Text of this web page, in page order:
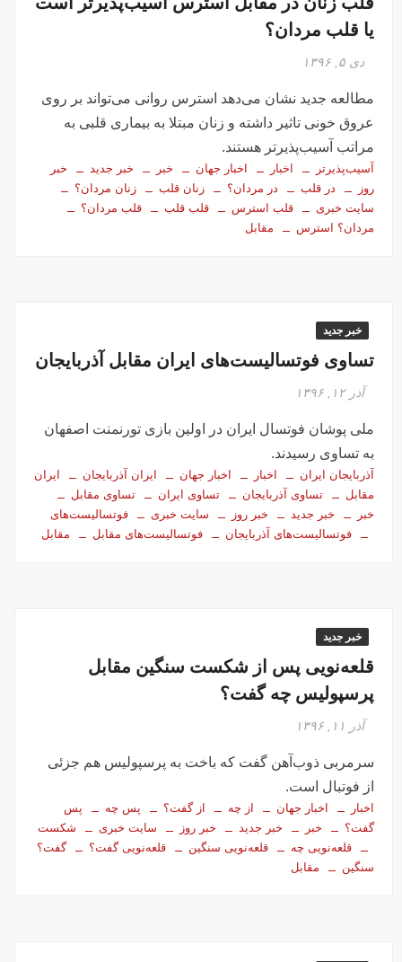
یا قلب مردان؟
دی ۵, ۱۳۹۶
مطالعه جدید نشان می‌دهد استرس روانی می‌تواند بر روی
عروق خونی تاثیر داشته و زنان مبتلا به بیماری قلبی به
مراتب آسیب‌پذیرتر هستند.
آسیب‌پذیرتر اخبار اخبار جهان خبر خبر جدید
خبر
روز
در قلب در مردان؟ زنان قلب
زنان مردان؟
سایت خبری
قلب استرس قلب قلب
قلب مردان؟
مردان؟ استرس
مقابل
خبر جدید
تساوی فوتسالیست‌های ایران مقابل آذربایجان
آذر ۱۲, ۱۳۹۶
ملی پوشان فوتسال ایران در اولین بازی تورنمنت اصفهان
به تساوی رسیدند.
آذربایجان ایران اخبار اخبار جهان ایران آذربایجان
ایران
مقابل
تساوی آذربایجان تساوی ایران
تساوی مقابل
خبر
خبر جدید خبر روز سایت خبری
فوتسالیست‌های
فوتسالیست‌های آذربایجان
فوتسالیست‌های مقابل مقابل
خبر جدید
قلعه‌نویی پس از شکست سنگین مقابل
پرسپولیس چه گفت؟
آذر ۱۱, ۱۳۹۶
سرمربی ذوب‌آهن گفت که باخت به پرسپولیس هم جزئی
از فوتبال است.
اخبار اخبار جهان از چه از گفت؟ پس چه
پس
گفت؟
خبر خبر جدید خبر روز سایت خبری
شکست
قلعه‌نویی چه
قلعه‌نویی سنگین قلعه‌نویی گفت؟
گفت؟
سنگین
مقابل